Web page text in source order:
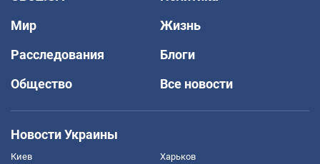
Мир
Жизнь
Расследования
Блоги
Общество
Все новости
Новости Украины
Киев Харьков